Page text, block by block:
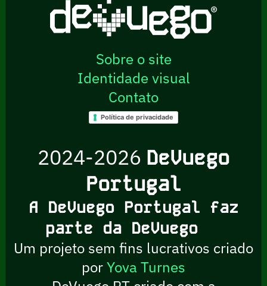
Sobre o site
Identidade visual
Contato
Política de privacidade
2024-2026 DeVuego
Portugal
A DeVuego Portugal faz
parte da DeVuego
Um projeto sem fins lucrativos criado
porYova Turnes